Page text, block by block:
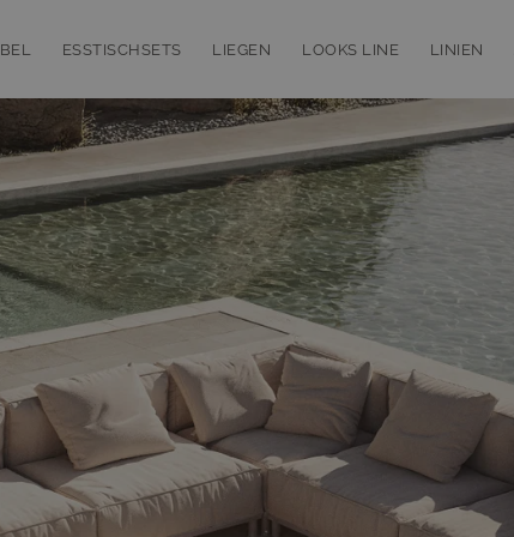
ESSTISCHSETS LIEGEN LOOKS LINE LINIEN